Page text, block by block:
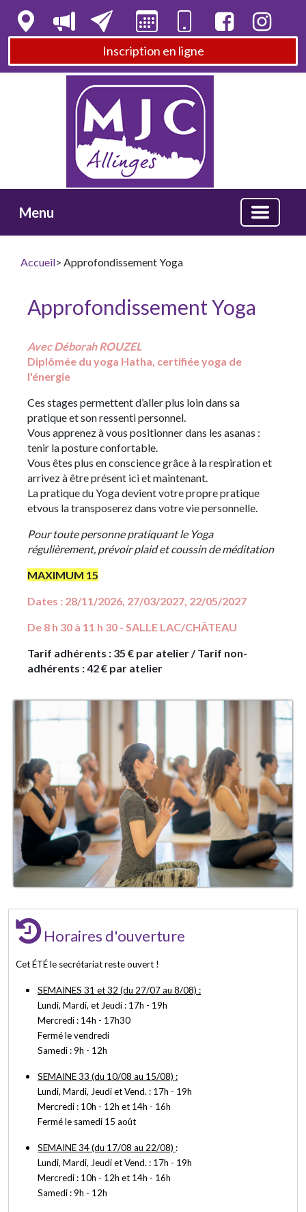
Inscription en ligne
Menu
Accueil> Approfondissement Yoga
Approfondissement Yoga
Avec Déborah ROUZEL
Diplômée du yoga Hatha, certifiée yoga de
l'énergie
Ces stages permettent d’aller plus loin dans sa
pratique et son ressenti personnel.
Vous apprenez à vous positionner dans les asanas :
tenir la posture confortable.
Vous êtes plus en conscience grâce à la respiration et
arrivez à être présent ici et maintenant.
La pratique du Yoga devient votre propre pratique
etvous la transposerez dans votre vie personnelle.
Pour toute personne pratiquant le Yoga
régulièrement, prévoir plaid et coussin de méditation
MAXIMUM 15
Dates : 28/11/2026, 27/03/2027, 22/05/2027
De 8 h 30 à 11 h 30 - SALLE LAC/CHÂTEAU
Tarif adhérents : 35 € par atelier /Tarif non-
adhérents : 42 € par atelier
Horaires d'ouverture
Cet ÉTÉ le secrétariat reste ouvert !
SEMAINES 31 et 32 (du 27/07 au 8/08) :
Lundi, Mardi, et Jeudi : 17h - 19h
Mercredi : 14h - 17h30
Fermé le vendredi
Samedi : 9h - 12h
SEMAINE 33 (du 10/08 au 15/08) :
Lundi, Mardi, Jeudi et Vend. : 17h - 19h
Mercredi : 10h - 12h et 14h - 16h
Fermé le samedi 15 août
SEMAINE 34 (du 17/08 au 22/08) :
Lundi, Mardi, Jeudi et Vend. : 17h - 19h
Mercredi : 10h - 12h et 14h - 16h
Samedi : 9h - 12h